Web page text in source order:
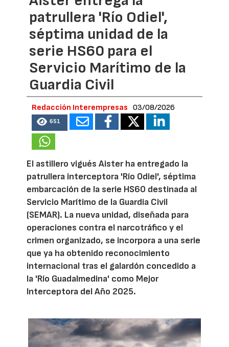
patrullera 'Río Odiel',
séptima unidad de la
serie HS60 para el
Servicio Marítimo de la
Guardia Civil
Redacción Interempresas 03/08/2026
651
El astillero vigués Aister ha entregado la
patrullera interceptora 'Río Odiel', séptima
embarcación de la serie HS60 destinada al
Servicio Marítimo de la Guardia Civil
(SEMAR). La nueva unidad, diseñada para
operaciones contra el narcotráfico y el
crimen organizado, se incorpora a una serie
que ya ha obtenido reconocimiento
internacional tras el galardón concedido a
la 'Río Guadalmedina' como Mejor
Interceptora del Año 2025.